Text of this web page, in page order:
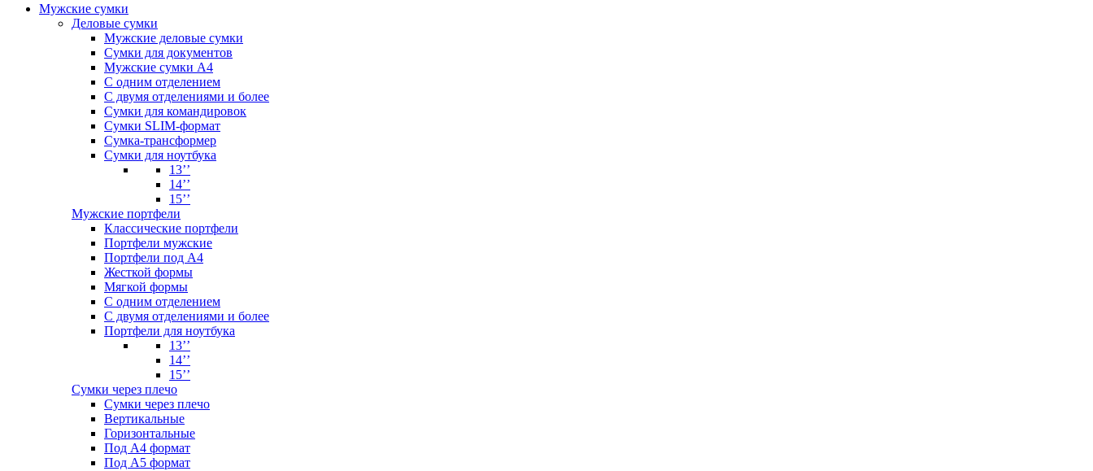
Мужские сумки
Деловые сумки
Мужские деловые сумки
Сумки для документов
Мужские сумки А4
С одним отделением
С двумя отделениями и более
Сумки для командировок
Сумки SLIM-формат
Сумка-трансформер
Сумки для ноутбука
13’’
14’’
15’’
Мужские портфели
Классические портфели
Портфели мужские
Портфели под А4
Жесткой формы
Мягкой формы
С одним отделением
С двумя отделениями и более
Портфели для ноутбука
13’’
14’’
15’’
Сумки через плечо
Сумки через плечо
Вертикальные
Горизонтальные
Под А4 формат
Под А5 формат